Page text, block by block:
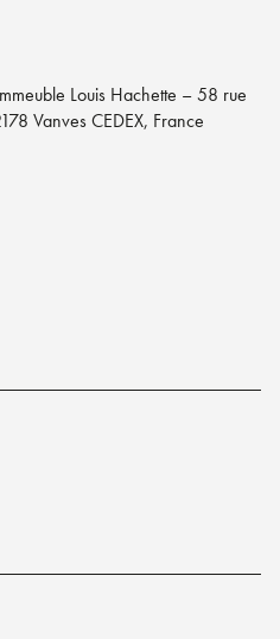
Louis Hachette – 58 rue
Vanves CEDEX, France